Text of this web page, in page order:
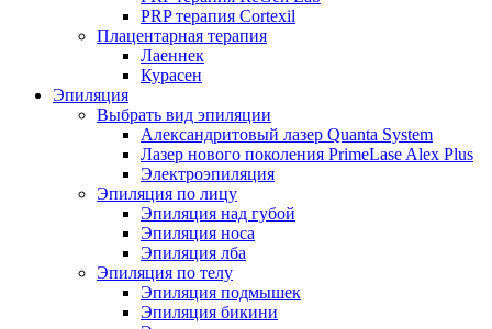
PRP терапия Cortexil
Плацентарная терапия
Лаеннек
Курасен
Эпиляция
Выбрать вид эпиляции
Александритовый лазер Quanta System
Лазер нового поколения PrimeLase Alex Plus
Электроэпиляция
Эпиляция по лицу
Эпиляция над губой
Эпиляция носа
Эпиляция лба
Эпиляция по телу
Эпиляция подмышек
Эпиляция бикини